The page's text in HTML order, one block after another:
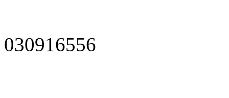
030916556